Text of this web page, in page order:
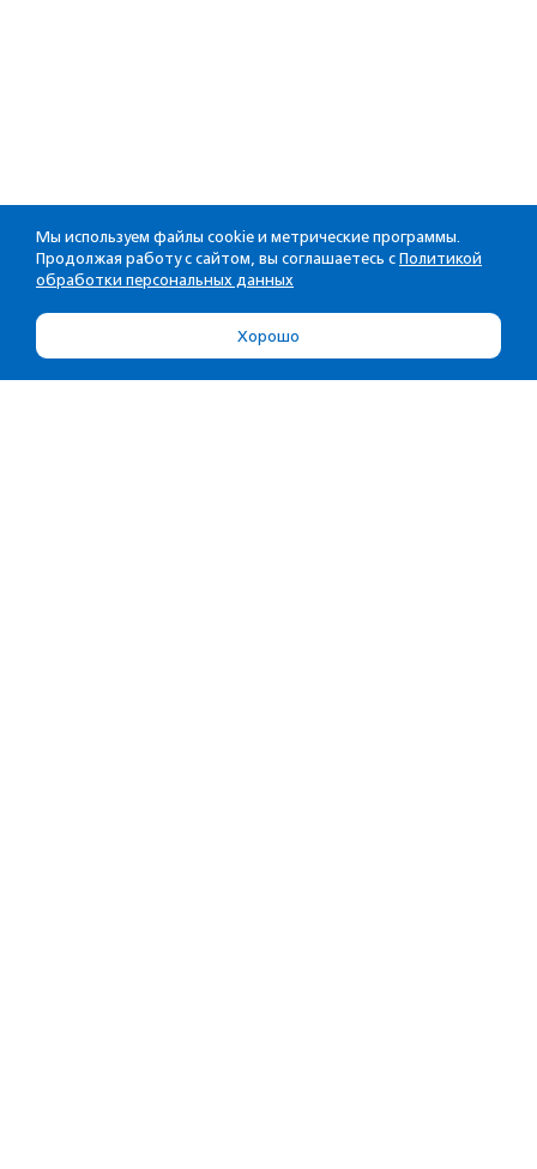
Мы используем файлы cookie и метрические программы.
Продолжая работу с сайтом, вы соглашаетесь с Политикой
обработки персональных данных
Хорошо